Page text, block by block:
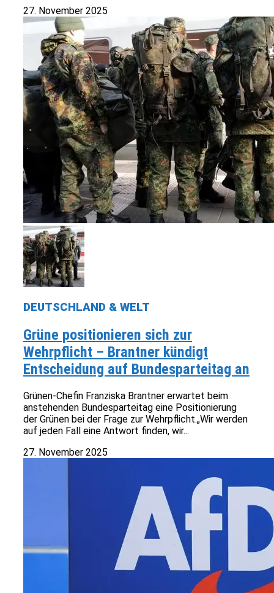
27. November 2025
DEUTSCHLAND & WELT
Grüne positionieren sich zur
Wehrpflicht – Brantner kündigt
Entscheidung auf Bundesparteitag an
Grünen-Chefin Franziska Brantner erwartet beim
anstehenden Bundesparteitag eine Positionierung
der Grünen bei der Frage zur Wehrpflicht.„Wir werden
auf jeden Fall eine Antwort finden, wir...
27. November 2025